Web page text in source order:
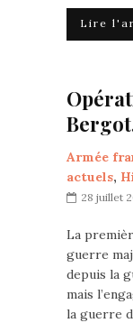
Lire
Armée
actuels,
28 juillet
La
guerre
depuis la
mais
la guerre